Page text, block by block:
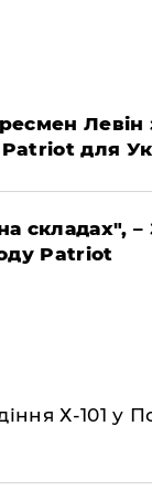
Patriot для
складах", –
Patriot
Х-101 у